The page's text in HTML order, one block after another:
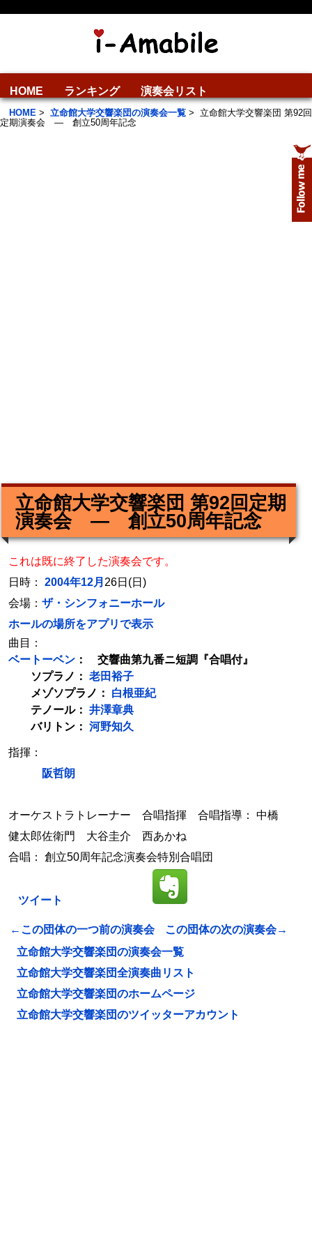
HOME ランキング 演奏会リスト
HOME > 立命館大学交響楽団の演奏会一覧 > 立命館大学交響楽団 第92回
定期演奏会 ― 創立50周年記念
立命館大学交響楽団 第92回定期
演奏会 ― 創立50周年記念
これは既に終了した演奏会です。
日時： 2004年12月 26日(日)
会場： ザ・シンフォニーホール
ホールの場所をアプリで表示
曲目：
ベートーベン ： 交響曲第九番ニ短調『合唱付』
ソプラノ： 老田裕子
メゾソプラノ： 白根亜紀
テノール： 井澤章典
バリトン： 河野知久
指揮：
阪哲朗
オーケストラトレーナー 合唱指揮 合唱指導： 中橋
健太郎佐衛門 大谷圭介 西あかね
合唱： 創立50周年記念演奏会特別合唱団
ツイート
←この団体の一つ前の演奏会
この団体の次の演奏会→
立命館大学交響楽団の演奏会一覧
立命館大学交響楽団全演奏曲リスト
立命館大学交響楽団のホームページ
立命館大学交響楽団のツイッターアカウント